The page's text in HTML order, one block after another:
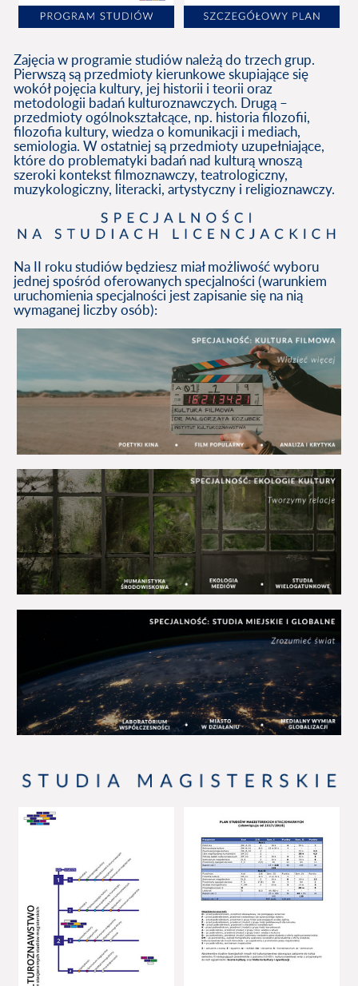
Zajęcia w programie studiów należą do trzech grup.
Pierwszą są przedmioty kierunkowe skupiające się
wokół pojęcia kultury, jej historii i teorii oraz
metodologii badań kulturoznawczych. Drugą –
przedmioty ogólnokształcące, np. historia filozofii,
filozofia kultury, wiedza o komunikacji i mediach,
semiologia. W ostatniej są przedmioty uzupełniające,
które do problematyki badań nad kulturą wnoszą
szeroki kontekst filmoznawczy, teatrologiczny,
muzykologiczny, literacki, artystyczny i religioznawczy.
Na II roku studiów będziesz miał możliwość wyboru
jednej spośród oferowanych specjalności (warunkiem
uruchomienia specjalności jest zapisanie się na nią
wymaganej liczby osób):